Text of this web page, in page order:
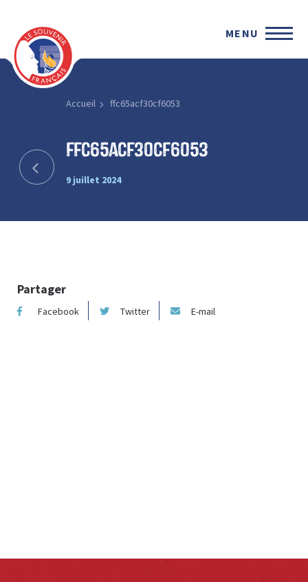
MENU
Accueil ffc65acf30cf6053
ffc65acf30cf6053
9 juillet 2024
Partager
Facebook Twitter E-mail